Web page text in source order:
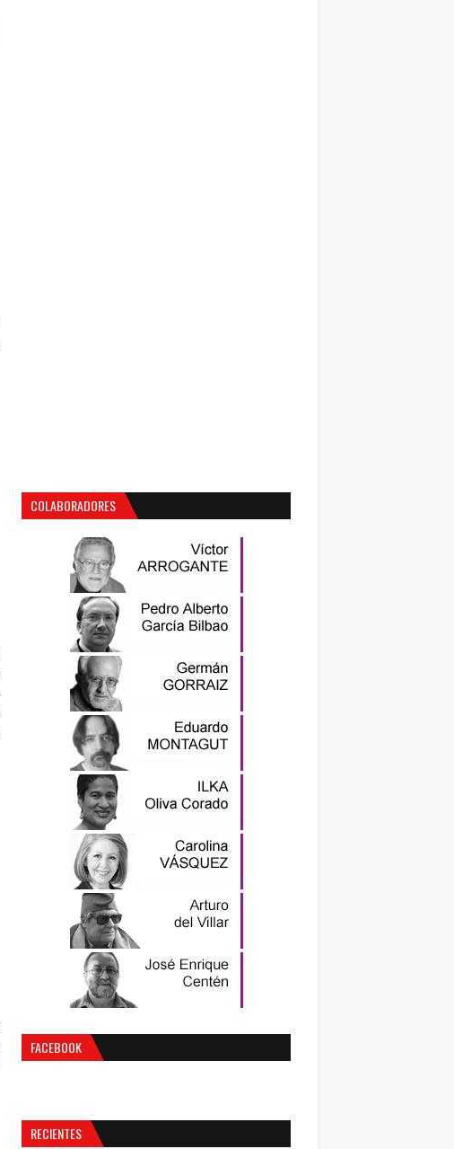
COLABORADORES
FACEBOOK
RECIENTES